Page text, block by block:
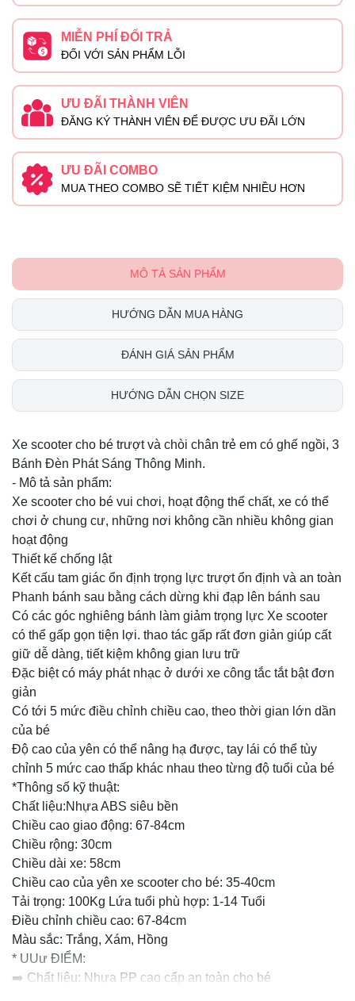
MIỄN PHÍ ĐỔI TRẢ
ĐỐI VỚI SẢN PHẨM LỖI
ƯU ĐÃI THÀNH VIÊN
ĐĂNG KÝ THÀNH VIÊN ĐỂ ĐƯỢC ƯU ĐÃI LỚN
ƯU ĐÃI COMBO
MUA THEO COMBO SẼ TIẾT KIỆM NHIỀU HƠN
MÔ TẢ SẢN PHẨM
HƯỚNG DẪN MUA HÀNG
ĐÁNH GIÁ SẢN PHẨM
HƯỚNG DẪN CHỌN SIZE
Xe scooter cho bé trượt và chòi chân trẻ em có ghế ngồi, 3
Bánh Đèn Phát Sáng Thông Minh.
- Mô tả sản phẩm:
Xe scooter cho bé vui chơi, hoạt động thể chất, xe có thể
chơi ở chung cư, những nơi không cần nhiều không gian
hoạt động
Thiết kế chống lật
Kết cấu tam giác ổn định trọng lực trượt ổn định và an toàn
Phanh bánh sau bằng cách dừng khi đạp lên bánh sau
Có các góc nghiêng bánh làm giảm trọng lực Xe scooter
có thể gấp gọn tiện lợi. thao tác gấp rất đơn giản giúp cất
giữ dễ dàng, tiết kiệm không gian lưu trữ
Đặc biệt có máy phát nhạc ở dưới xe công tắc tắt bật đơn
giản
Có tới 5 mức điều chỉnh chiều cao, theo thời gian lớn dần
của bé
Độ cao của yên có thể nâng hạ được, tay lái có thể tùy
chỉnh 5 mức cao thấp khác nhau theo từng độ tuổi của bé
*Thông số kỹ thuật:
Chất liệu:Nhựa ABS siêu bền
Chiều cao giao động: 67-84cm
Chiều rộng: 30cm
Chiều dài xe: 58cm
Chiều cao của yên xe scooter cho bé: 35-40cm
Tải trọng: 100Kg Lứa tuổi phù hợp: 1-14 Tuổi
Điều chỉnh chiều cao: 67-84cm
Màu sắc: Trắng, Xám, Hồng
* UUư ĐIỂM:
➡️ Chất liệu: Nhựa PP cao cấp an toàn cho bé